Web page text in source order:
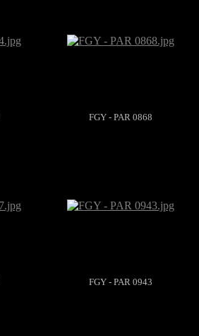
FGY - PAR 0868
FGY - PAR 0943